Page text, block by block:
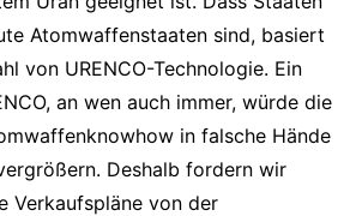
Atomwaffenstaaten sind, basiert
von URENCO-Technologie. Ein
an wen auch immer, würde die
in falsche Hände
Deshalb fordern wir
Verkaufspläne von der